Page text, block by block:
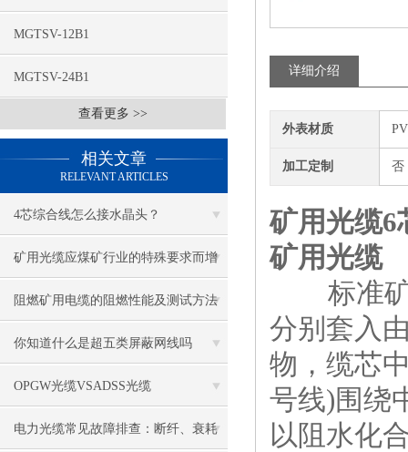
MGTSV-12B1
MGTSV-24B1
查看更多 >>
相关文章
RELEVANT ARTICLES
4芯综合线怎么接水晶头？
矿用光缆应煤矿行业的特殊要求而增
设了许多特殊性能
阻燃矿用电缆的阻燃性能及测试方法
你知道什么是超五类屏蔽网线吗
OPGW光缆VSADSS光缆
电力光缆常见故障排查：断纤、衰耗
详细介绍
外表材质
加工定制 否
矿用光缆
矿用光缆
标准矿
分别套入
物，缆芯
号线)围绕
以阻水化